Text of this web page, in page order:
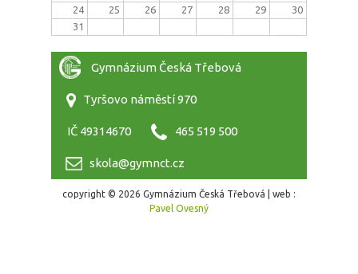
24
25 26 27 28 29
30
31
Gymnázium Česká Třebová
Tyršovo náměstí 970
IČ 49314670 465 519 500
skola@gymnct.cz
copyright © 2026 Gymnázium Česká Třebová | web :
Pavel Ovesný